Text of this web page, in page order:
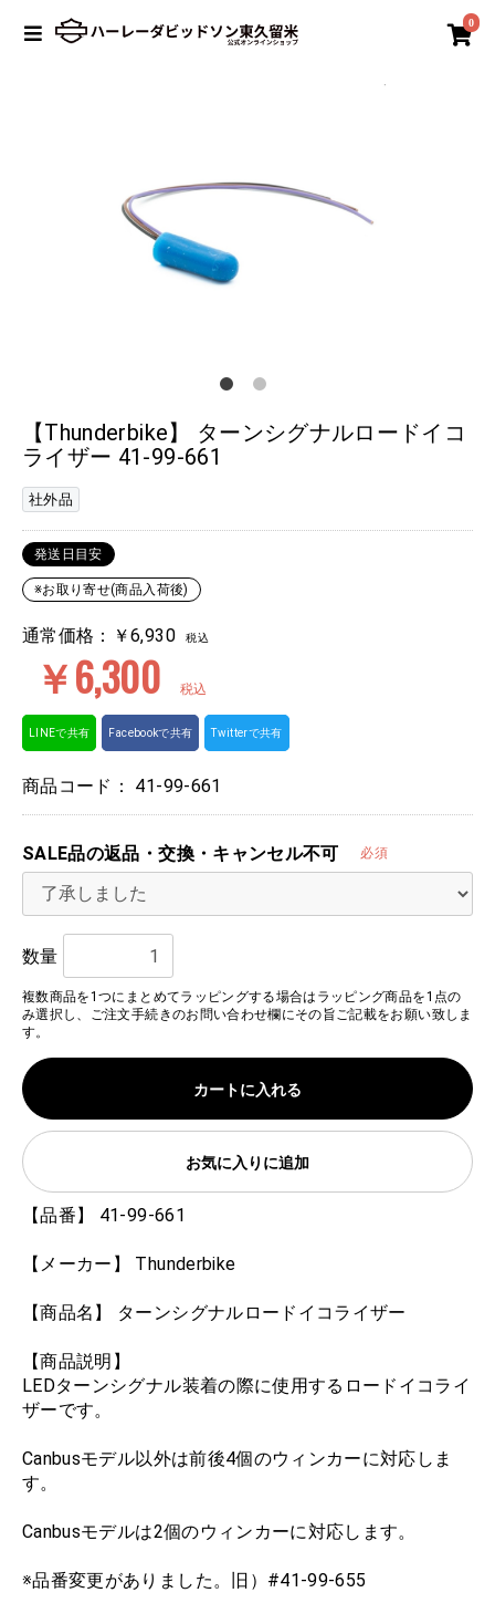
0
【Thunderbike】 ターンシグナルロードイコ
ライザー 41-99-661
社外品
発送日目安
※お取り寄せ(商品入荷後)
通常価格：￥6,930 税込
￥6,300 税込
LINEで共有 Facebookで共有 Twitterで共有
商品コード： 41-99-661
SALE品の返品・交換・キャンセル不可 必須
数量
複数商品を1つにまとめてラッピングする場合はラッピング商品を1点の
み選択し、ご注文手続きのお問い合わせ欄にその旨ご記載をお願い致しま
す。
カートに入れる
お気に入りに追加
【品番】 41-99-661
【メーカー】 Thunderbike
【商品名】 ターンシグナルロードイコライザー
【商品説明】
LEDターンシグナル装着の際に使用するロードイコライ
ザーです。
Canbusモデル以外は前後4個のウィンカーに対応しま
す。
Canbusモデルは2個のウィンカーに対応します。
※品番変更がありました。旧）#41-99-655